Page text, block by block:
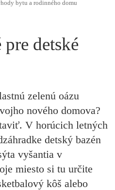
bytu a rodinného domu
detské
zelenú oázu
nového domova?
V horúcich letných
detský bazén
vyšantia v
miesto si tu určite
kôš alebo